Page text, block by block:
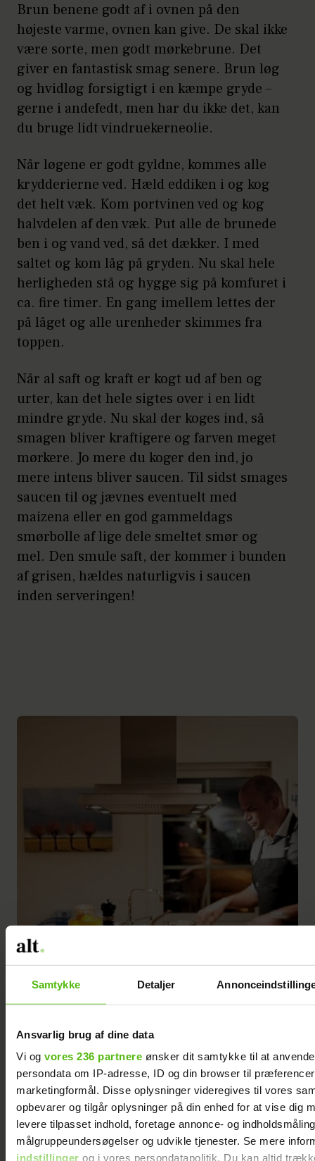
Samtykke Detaljer
Ansvarlig brug af dine data
Vi og vores 236 partnere ønsker dit samtykke til at
persondata om IP-adresse, ID og din browser til
marketingformål. Disse oplysninger videregives til vores
opbevarer og tilgår oplysninger på din enhed for at vise dig
levere tilpasset indhold, foretage annonce- og
målgruppeundersøgelser og udvikle tjenester. Se mere
indstillinger og i vores persondatapolitik. Du kan altid
Brun benene godt af i ovnen på den
højeste varme, ovnen kan give. De skal ikke
være sorte, men godt mørkebrune. Det
giver en fantastisk smag senere. Brun løg
og hvidløg forsigtigt i en kæmpe gryde –
gerne i andefedt, men har du ikke det, kan
du bruge lidt vindruekerneolie.
Når løgene er godt gyldne, kommes alle
krydderierne ved. Hæld eddiken i og kog
det helt væk. Kom portvinen ved og kog
halvdelen af den væk. Put alle de brunede
ben i og vand ved, så det dækker. I med
saltet og kom låg på gryden. Nu skal hele
herligheden stå og hygge sig på komfuret i
ca. fire timer. En gang imellem lettes der
på låget og alle urenheder skimmes fra
toppen.
Når al saft og kraft er kogt ud af ben og
urter, kan det hele sigtes over i en lidt
mindre gryde. Nu skal der koges ind, så
smagen bliver kraftigere og farven meget
mørkere. Jo mere du koger den ind, jo
mere intens bliver saucen. Til sidst smages
saucen til og jævnes eventuelt med
maizena eller en god gammeldags
smørbolle af lige dele smeltet smør og
mel. Den smule saft, der kommer i bunden
af grisen, hældes naturligvis i saucen
inden serveringen!
Juleglaserede rødbeder med sesam